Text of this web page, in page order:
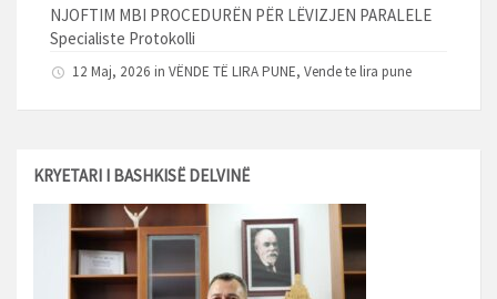
NJOFTIM MBI PROCEDURËN PËR LËVIZJEN PARALELE
Specialiste Protokolli
12 Maj, 2026 in VËNDE TË LIRA PUNE, Vende te lira pune
KRYETARI I BASHKISË DELVINË